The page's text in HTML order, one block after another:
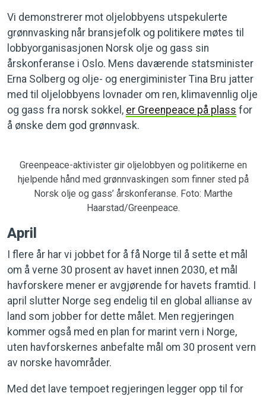
Vi demonstrerer mot oljelobbyens utspekulerte
grønnvasking når bransjefolk og politikere møtes til
lobbyorganisasjonen Norsk olje og gass sin
årskonferanse i Oslo. Mens daværende statsminister
Erna Solberg og olje- og energiminister Tina Bru jatter
med til oljelobbyens lovnader om ren, klimavennlig olje
og gass fra norsk sokkel, er Greenpeace på plass for
å ønske dem god grønnvask.
Greenpeace-aktivister gir oljelobbyen og politikerne en
hjelpende hånd med grønnvaskingen som finner sted på
Norsk olje og gass’ årskonferanse. Foto: Marthe
Haarstad/Greenpeace.
April
I flere år har vi jobbet for å få Norge til å sette et mål
om å verne 30 prosent av havet innen 2030, et mål
havforskere mener er avgjørende for havets framtid. I
april slutter Norge seg endelig til en global allianse av
land som jobber for dette målet. Men regjeringen
kommer også med en plan for marint vern i Norge,
uten havforskernes anbefalte mål om 30 prosent vern
av norske havområder.
Med det lave tempoet regjeringen legger opp til for